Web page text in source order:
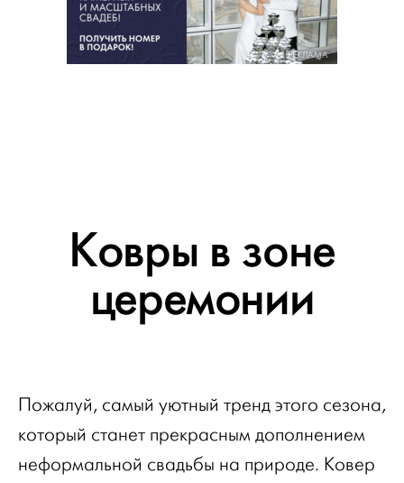
РЕКЛАМА
Ковры в зоне
церемонии
Пожалуй, самый уютный тренд этого сезона,
который станет прекрасным дополнением
неформальной свадьбы на природе. Ковер